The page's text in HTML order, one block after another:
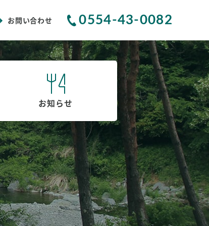
お問い合わせ 0554-43-0082
お知らせ